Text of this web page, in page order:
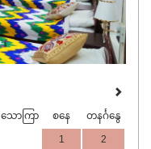
သောကြာ စနေ တနင်္ဂနွေ
1 2